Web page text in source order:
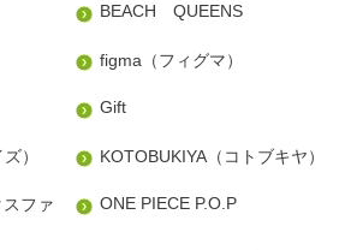
BEACH QUEENS
figma（フィグマ）
Gift
） KOTOBUKIYA（コトブキヤ）
ファ
ONE PIECE P.O.P